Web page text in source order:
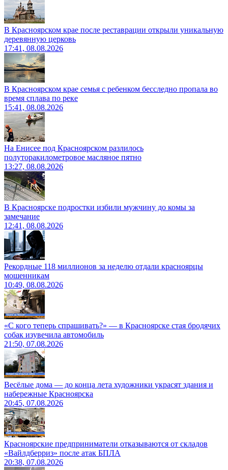
В Красноярском крае после реставрации открыли уникальную
деревянную церковь
17:41, 08.08.2026
В Красноярском крае семья с ребенком бесследно пропала во
время сплава по реке
15:41, 08.08.2026
На Енисее под Красноярском разлилось
полуторакилометровое масляное пятно
13:27, 08.08.2026
В Красноярске подростки избили мужчину до комы за
замечание
12:41, 08.08.2026
Рекордные 118 миллионов за неделю отдали красноярцы
мошенникам
10:49, 08.08.2026
«С кого теперь спрашивать?» — в Красноярске стая бродячих
собак изувечила автомобиль
21:50, 07.08.2026
Весёлые дома — до конца лета художники украсят здания и
набережные Красноярска
20:45, 07.08.2026
Красноярские предприниматели отказываются от складов
«Вайлдберриз» после атак БПЛА
20:38, 07.08.2026